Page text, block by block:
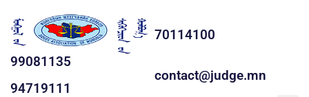
70114100
99081135
94719111
contact@judge.mn